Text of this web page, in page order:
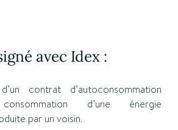
avec Idex :
contrat d’autoconsommation
d’une énergie
par un voisin.